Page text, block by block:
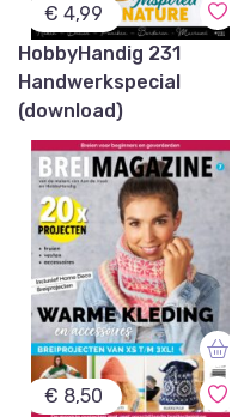
€ 4,99
HobbyHandig 231
Handwerkspecial
(download)
€ 8,50